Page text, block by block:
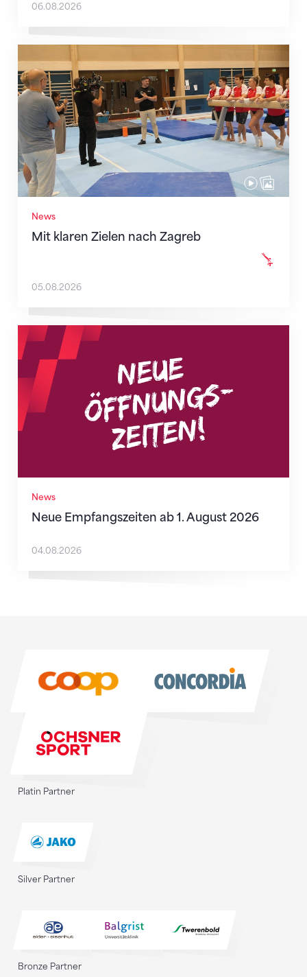
06.08.2026
News
Mit klaren Zielen nach Zagreb
Mit klaren Zielen nach Zagreb
05.08.2026
News
Neue Empfangszeiten ab 1. August 2026
Neue Empfangszeiten ab 1. August 2026
04.08.2026
Platin Partner
Silver Partner
Bronze Partner